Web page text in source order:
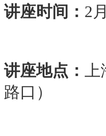
讲座时间： 2
讲座地点：
路口）